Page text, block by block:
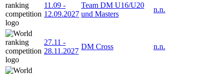
11.09 -
12.09.2027
Team DM U16/U20
und Masters
n.n.
27.11 -
28.11.2027
DM Cross n.n.